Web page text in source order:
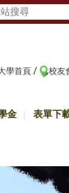
學首頁 / 校友
金 表單下